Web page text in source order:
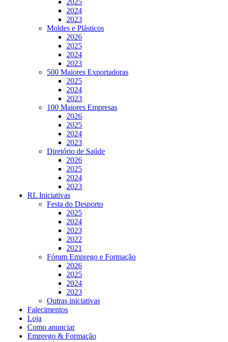
2024
2023
Moldes e Plásticos
2026
2025
2024
2023
500 Maiores Exportadoras
2025
2024
2023
100 Maiores Empresas
2026
2025
2024
2023
Diretório de Saúde
2026
2025
2024
2023
RL Iniciativas
Festa do Desporto
2025
2024
2023
2022
2021
Fórum Emprego e Formação
2026
2025
2024
2023
Outras iniciativas
Falecimentos
Loja
Como anunciar
Emprego & Formação